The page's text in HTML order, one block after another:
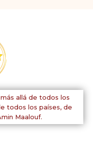
allá de todos los
todos los países, de
Maalouf.